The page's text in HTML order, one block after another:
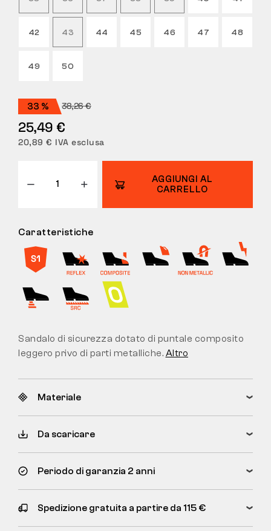
42 43 44 45 46 47 48
49 50
33 % 38,26 €
25,49 €
20,89 € IVA esclusa
AGGIUNGI AL
CARRELLO
Caratteristiche
Sandalo di sicurezza dotato di puntale composito
leggero privo di parti metalliche. Altro
Materiale
Da scaricare
Periodo di garanzia 2 anni
Spedizione gratuita a partire da 115 €